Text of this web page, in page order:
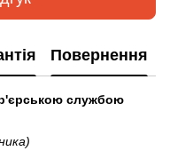
Повернення
службою